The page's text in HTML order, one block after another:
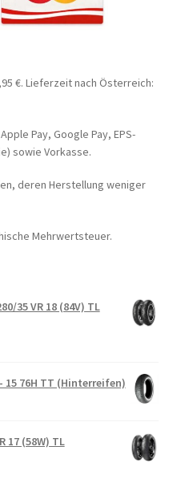
€. Lieferzeit nach Österreich:
Pay, Google Pay, EPS-
sowie Vorkasse.
deren Herstellung weniger
Mehrwertsteuer.
35 VR 18 (84V) TL
15 76H TT (Hinterreifen)
17 (58W) TL